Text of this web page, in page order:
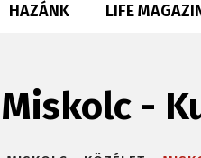
HAZÁNK LIFE
Miskolc -